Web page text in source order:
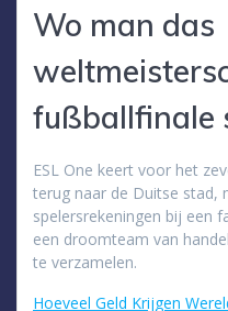
Wo man das
fußballfinale
ESL One keert voor het
terug naar de Duitse stad,
spelersrekeningen bij een
een droomteam van
te verzamelen.
Hoeveel Geld Krijgen